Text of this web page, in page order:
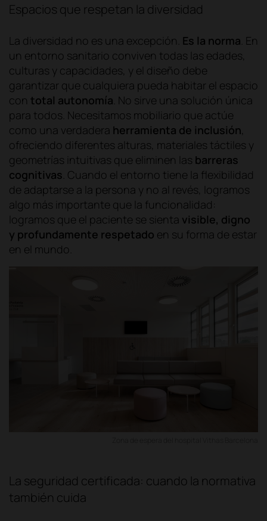
Espacios que respetan la diversidad
La diversidad no es una excepción. Es la norma . En
un entorno sanitario conviven todas las edades,
culturas y capacidades, y el diseño debe
garantizar que cualquiera pueda habitar el espacio
con total autonomía . No sirve una solución única
para todos. Necesitamos mobiliario que actúe
como una verdadera herramienta de inclusión
ofreciendo diferentes alturas, materiales táctiles y
geometrías intuitivas que eliminen las barreras
cognitivas . Cuando el entorno tiene la flexibilidad
de adaptarse a la persona y no al revés, logramos
algo más importante que la funcionalidad:
logramos que el paciente se sienta visible, digno
y profundamente respetado en su forma de estar
en el mundo.
La seguridad certificada: cuando la normativa
también cuida